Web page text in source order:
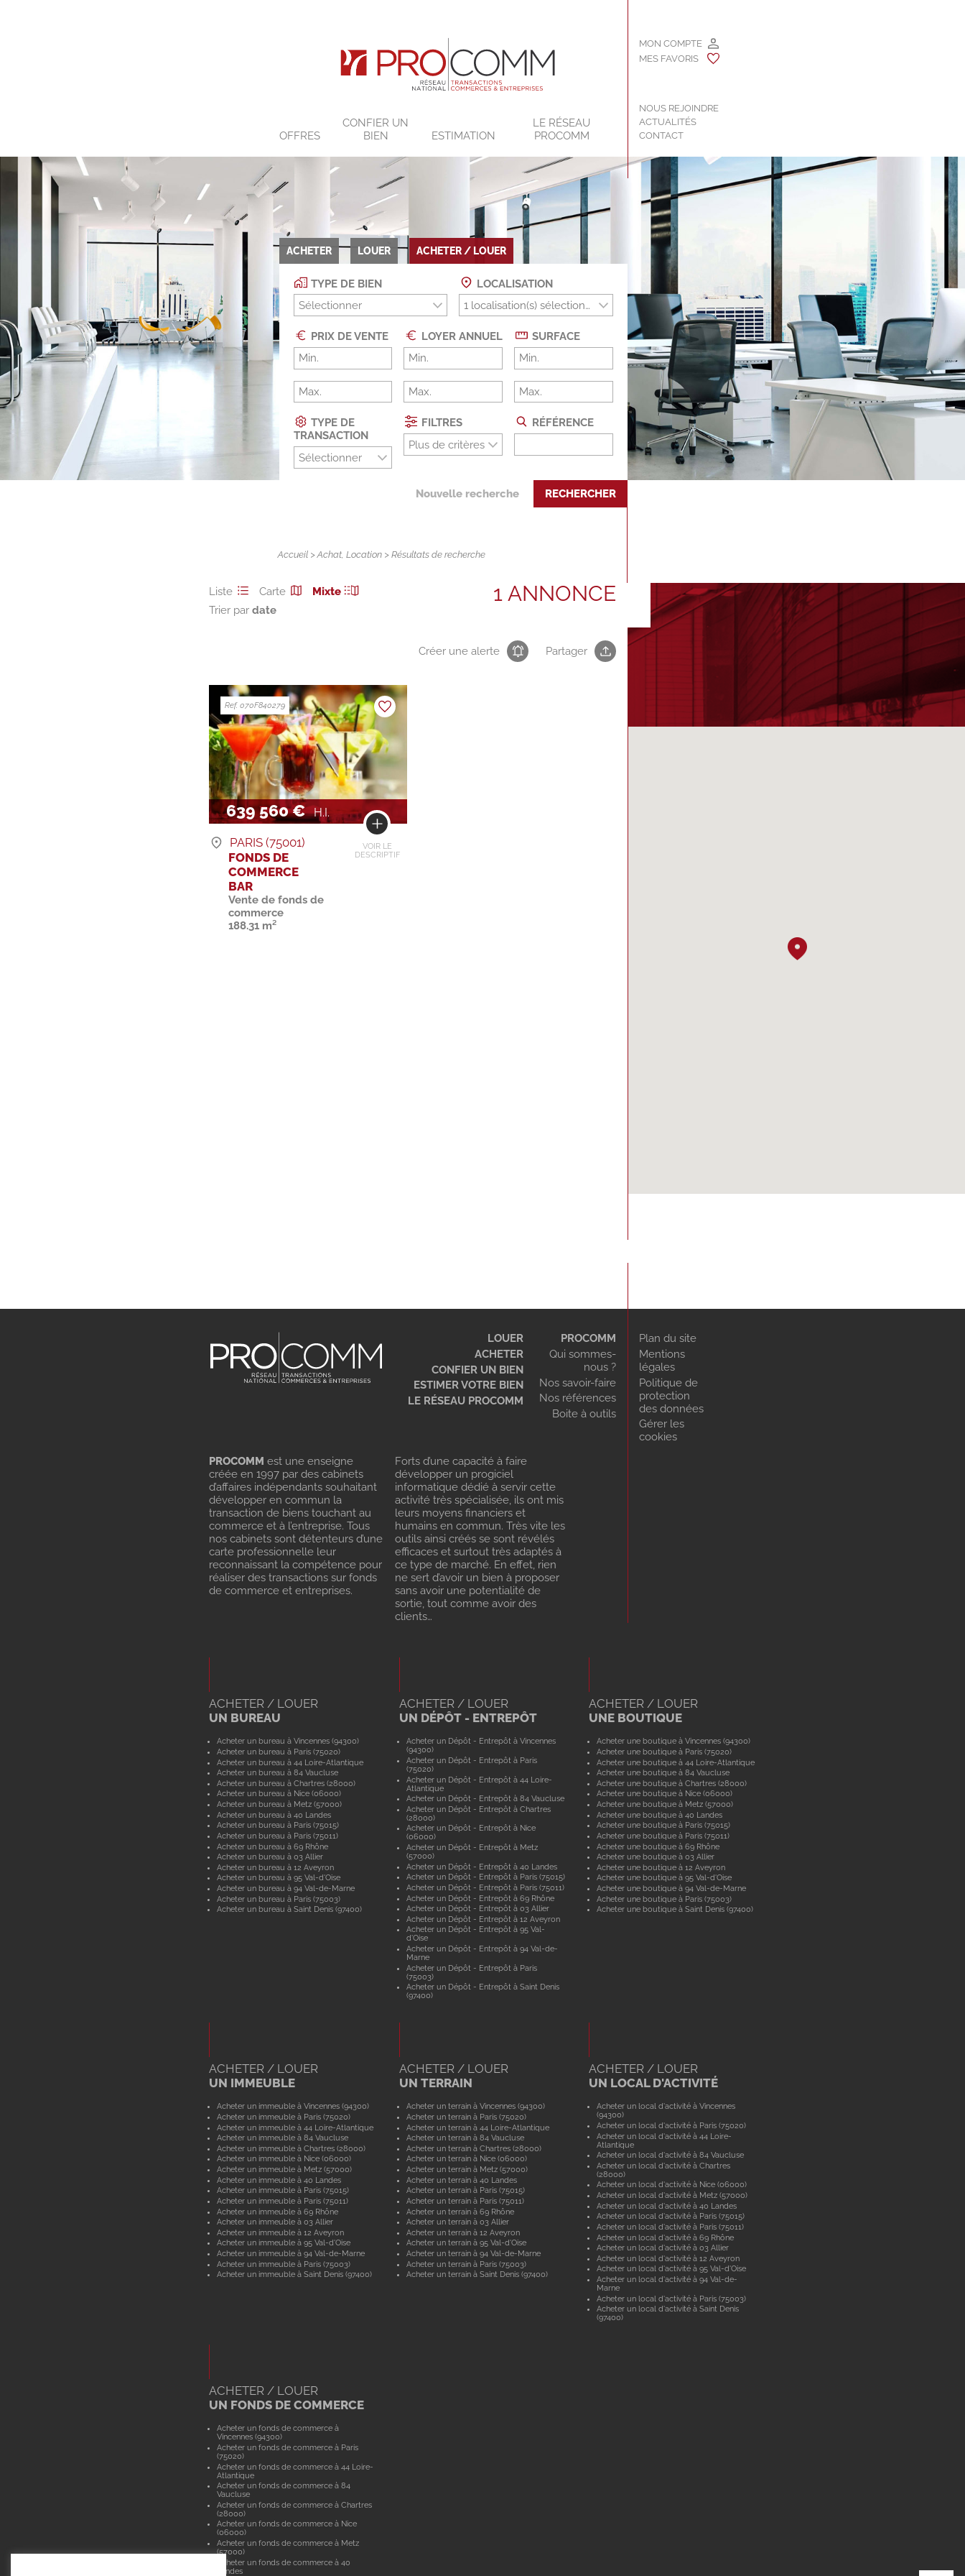
OFFRES
CONFIER UN
BIEN
ESTIMATION
LE RÉSEAU
PROCOMM
MON COMPTE
MES FAVORIS
NOUS REJOINDRE
ACTUALITÉS
CONTACT
ACHETER LOUER ACHETER / LOUER
TYPE DE BIEN
Sélectionner
LOCALISATION
PRIX DE VENTE LOYER ANNUEL SURFACE
TYPE DE
TRANSACTION
Sélectionner
FILTRES
Plus de critères
RÉFÉRENCE
Nouvelle recherche RECHERCHER
Accueil >Achat,Location > Résultats de recherche
Liste Carte
Mixte
Trier par
1 ANNONCE
Créer une alerte Partager
639 560 € H.I.
VOIR LE
DESCRIPTIF
Ref. 070F840279
PARIS (75001)
FONDS DE
COMMERCE
BAR
Vente de fonds de
commerce
188.31 m²
LOUER
ACHETER
CONFIER UN BIEN
ESTIMER VOTRE BIEN
LE RÉSEAU PROCOMM
PROCOMM
Qui sommes-
nous ?
Nos savoir-faire
Nos références
Boite à outils
Plan du site
Mentions
légales
Politique de
protection
des données
Gérer les
cookies
PROCOMM est une enseigne
créée en 1997 par des cabinets
d’affaires indépendants souhaitant
développer en commun la
transaction de biens touchant au
commerce et à l’entreprise. Tous
nos cabinets sont détenteurs d’une
carte professionnelle leur
reconnaissant la compétence pour
réaliser des transactions sur fonds
de commerce et entreprises.
Forts d’une capacité à faire
développer un progiciel
informatique dédié à servir cette
activité très spécialisée, ils ont mis
leurs moyens financiers et
humains en commun. Très vite les
outils ainsi créés se sont révélés
efficaces et surtout très adaptés à
ce type de marché. En effet, rien
ne sert d’avoir un bien à proposer
sans avoir une potentialité de
sortie, tout comme avoir des
clients…
ACHETER / LOUER
UN BUREAU
Acheter un bureau à Vincennes (94300)
Acheter un bureau à Paris (75020)
Acheter un bureau à 44 Loire-Atlantique
Acheter un bureau à 84 Vaucluse
Acheter un bureau à Chartres (28000)
Acheter un bureau à Nice (06000)
Acheter un bureau à Metz (57000)
Acheter un bureau à 40 Landes
Acheter un bureau à Paris (75015)
Acheter un bureau à Paris (75011)
Acheter un bureau à 69 Rhône
Acheter un bureau à 03 Allier
Acheter un bureau à 12 Aveyron
Acheter un bureau à 95 Val-d'Oise
Acheter un bureau à 94 Val-de-Marne
Acheter un bureau à Paris (75003)
Acheter un bureau à Saint Denis (97400)
ACHETER / LOUER
UN DÉPÔT - ENTREPÔT
Acheter un Dépôt - Entrepôt à Vincennes
(94300)
Acheter un Dépôt - Entrepôt à Paris
(75020)
Acheter un Dépôt - Entrepôt à 44 Loire-
Atlantique
Acheter un Dépôt - Entrepôt à 84 Vaucluse
Acheter un Dépôt - Entrepôt à Chartres
(28000)
Acheter un Dépôt - Entrepôt à Nice
(06000)
Acheter un Dépôt - Entrepôt à Metz
(57000)
Acheter un Dépôt - Entrepôt à 40 Landes
Acheter un Dépôt - Entrepôt à Paris (75015)
Acheter un Dépôt - Entrepôt à Paris (75011)
Acheter un Dépôt - Entrepôt à 69 Rhône
Acheter un Dépôt - Entrepôt à 03 Allier
Acheter un Dépôt - Entrepôt à 12 Aveyron
Acheter un Dépôt - Entrepôt à 95 Val-
d'Oise
Acheter un Dépôt - Entrepôt à 94 Val-de-
Marne
Acheter un Dépôt - Entrepôt à Paris
(75003)
Acheter un Dépôt - Entrepôt à Saint Denis
(97400)
ACHETER / LOUER
UNE BOUTIQUE
Acheter une boutique à Vincennes (94300)
Acheter une boutique à Paris (75020)
Acheter une boutique à 44 Loire-Atlantique
Acheter une boutique à 84 Vaucluse
Acheter une boutique à Chartres (28000)
Acheter une boutique à Nice (06000)
Acheter une boutique à Metz (57000)
Acheter une boutique à 40 Landes
Acheter une boutique à Paris (75015)
Acheter une boutique à Paris (75011)
Acheter une boutique à 69 Rhône
Acheter une boutique à 03 Allier
Acheter une boutique à 12 Aveyron
Acheter une boutique à 95 Val-d'Oise
Acheter une boutique à 94 Val-de-Marne
Acheter une boutique à Paris (75003)
Acheter une boutique à Saint Denis (97400)
ACHETER / LOUER
UN IMMEUBLE
Acheter un immeuble à Vincennes (94300)
Acheter un immeuble à Paris (75020)
Acheter un immeuble à 44 Loire-Atlantique
Acheter un immeuble à 84 Vaucluse
Acheter un immeuble à Chartres (28000)
Acheter un immeuble à Nice (06000)
Acheter un immeuble à Metz (57000)
Acheter un immeuble à 40 Landes
Acheter un immeuble à Paris (75015)
Acheter un immeuble à Paris (75011)
Acheter un immeuble à 69 Rhône
Acheter un immeuble à 03 Allier
Acheter un immeuble à 12 Aveyron
Acheter un immeuble à 95 Val-d'Oise
Acheter un immeuble à 94 Val-de-Marne
Acheter un immeuble à Paris (75003)
Acheter un immeuble à Saint Denis (97400)
ACHETER / LOUER
UN TERRAIN
Acheter un terrain à Vincennes (94300)
Acheter un terrain à Paris (75020)
Acheter un terrain à 44 Loire-Atlantique
Acheter un terrain à 84 Vaucluse
Acheter un terrain à Chartres (28000)
Acheter un terrain à Nice (06000)
Acheter un terrain à Metz (57000)
Acheter un terrain à 40 Landes
Acheter un terrain à Paris (75015)
Acheter un terrain à Paris (75011)
Acheter un terrain à 69 Rhône
Acheter un terrain à 03 Allier
Acheter un terrain à 12 Aveyron
Acheter un terrain à 95 Val-d'Oise
Acheter un terrain à 94 Val-de-Marne
Acheter un terrain à Paris (75003)
Acheter un terrain à Saint Denis (97400)
ACHETER / LOUER
UN LOCAL D'ACTIVITÉ
Acheter un local d'activité à Vincennes
(94300)
Acheter un local d'activité à Paris (75020)
Acheter un local d'activité à 44 Loire-
Atlantique
Acheter un local d'activité à 84 Vaucluse
Acheter un local d'activité à Chartres
(28000)
Acheter un local d'activité à Nice (06000)
Acheter un local d'activité à Metz (57000)
Acheter un local d'activité à 40 Landes
Acheter un local d'activité à Paris (75015)
Acheter un local d'activité à Paris (75011)
Acheter un local d'activité à 69 Rhône
Acheter un local d'activité à 03 Allier
Acheter un local d'activité à 12 Aveyron
Acheter un local d'activité à 95 Val-d'Oise
Acheter un local d'activité à 94 Val-de-
Marne
Acheter un local d'activité à Paris (75003)
Acheter un local d'activité à Saint Denis
(97400)
ACHETER / LOUER
UN FONDS DE COMMERCE
Acheter un fonds de commerce à
Vincennes (94300)
Acheter un fonds de commerce à Paris
(75020)
Acheter un fonds de commerce à 44 Loire-
Atlantique
Acheter un fonds de commerce à 84
Vaucluse
Acheter un fonds de commerce à Chartres
(28000)
Acheter un fonds de commerce à Nice
(06000)
Acheter un fonds de commerce à Metz
(57000)
Acheter un fonds de commerce à 40
Landes